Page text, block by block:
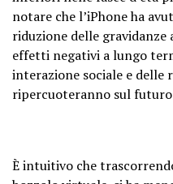
notare che l’iPhone ha
riduzione delle
effetti negativi a lungo
interazione sociale e delle
ripercuoteranno sul
È intuitivo che